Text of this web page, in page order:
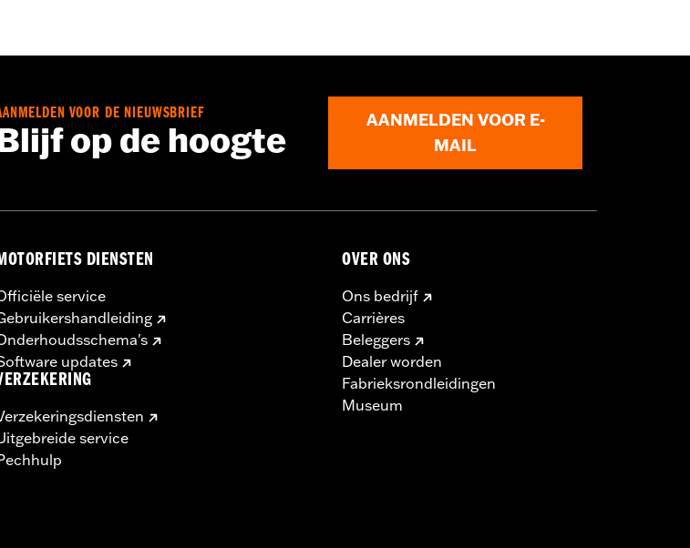
instructies
VOOR DE NIEUWSBRIEF
op de hoogte
AANMELDEN VOOR E-
MAIL
DIENSTEN
service
updates
service
OVER ONS
Ons bedrijf
Carrières
Beleggers
Dealer worden
Fabrieksrondleidingen
Museum